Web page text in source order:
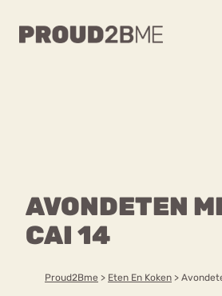
AVONDETEN
CAI 14
Proud2Bme > Eten En Koken >
Content
Over ons
WAAR BEN JE
Over proud2bme
Contact
Vacatures